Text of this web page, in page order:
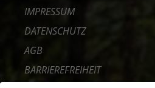
IMPRESSUM
DATENSCHUTZ
AGB
BARRIEREFREIHEIT